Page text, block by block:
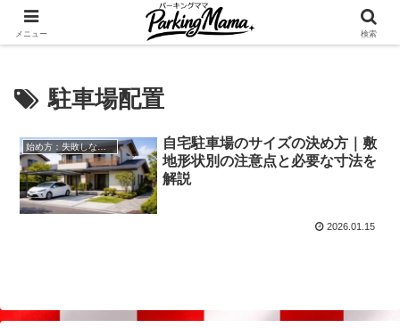
✨空き家・自宅の駐車場を貸してゆとりget🍵
駐車場配置
始め方：失敗しない自宅駐車場貸し出し
自宅駐車場のサイズの決め方｜敷
地形状別の注意点と必要な寸法を
解説
2026.01.15
メニュー 検索